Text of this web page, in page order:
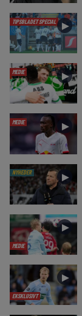
TIPSBLADET SPECIAL ►
MEDIE ►
MEDIE ►
NYHEDER ►
MEDIE
►
EKSKLUSIVT
►